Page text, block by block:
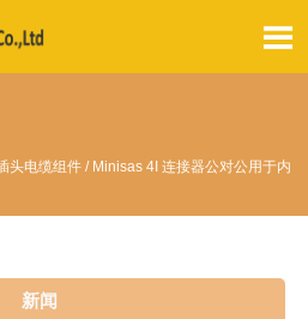

头电缆组件 / Minisas 4I 连接器公对公用于内
新闻